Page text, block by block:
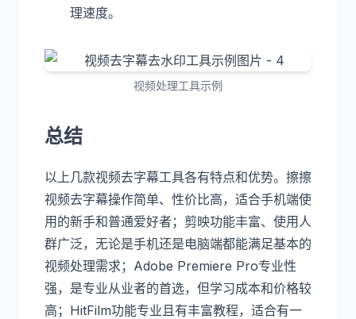
理速度。
视频处理工具示例
总结
以上几款视频去字幕工具各有特点和优势。擦擦
视频去字幕操作简单、性价比高，适合手机端使
用的新手和普通爱好者；剪映功能丰富、使用人
群广泛，无论是手机还是电脑端都能满足基本的
视频处理需求；Adobe Premiere Pro专业性
强，是专业从业者的首选，但学习成本和价格较
高；HitFilm功能专业且有丰富教程，适合有一